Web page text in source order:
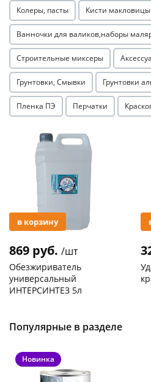
Колеры, пасты Кисти макловицы
Ванночки для валиков,наборы
Строительные миксеры
Грунтовки, Смывки Грунтовки
Пленка ПЭ Перчатки
Акция
в корзину
869 руб. /шт
Обезжириватель
универсальный
ИНТЕРСИНТЕЗ 5л
Популярные в разделе
Новинка